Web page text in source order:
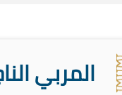
المربي